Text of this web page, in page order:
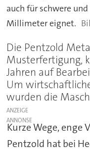
auch für schwere
Millimeter eignet.
Die Pentzold
Musterfertigung,
Jahren auf
Um
wurden die
ANZEIGE
Kurze Wege, enge
Pentzold hat bei